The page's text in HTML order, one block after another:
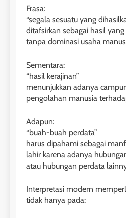
Frasa:
“segala sesuatu yang
ditafsirkan sebagai hasil
tanpa dominasi usaha
Sementara:
“hasil kerajinan”
menunjukkan adanya
pengolahan manusia
Adapun:
“buah-buah perdata”
harus dipahami sebagai
lahir karena adanya
atau hubungan perdata
Interpretasi modern
tidak hanya pada: